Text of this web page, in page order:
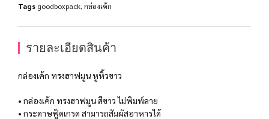
Tags goodboxpack กล่องเค้ก
รายละเอียดสินค้า
กล่องเค้ก ทรงฮาฟมูน หูหิ้วขาว
• กล่องเค้ก ทรงฮาฟมูน สีขาว ไม่พิมพ์ลาย
• กระดาษฟู้ดเกรด สามารถสัมผัสอาหารได้